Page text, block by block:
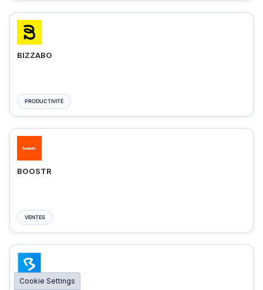
BIZZABO
PRODUCTIVITÉ
BOOSTR
VENTES
BIGMARKER
Cookie Settings